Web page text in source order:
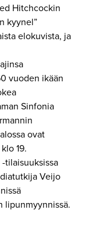
Hitchcockin
kyynel”
elokuvista, ja
vuoden ikään
Sinfonia
ovat
19.
tilaisuuksissa
Veijo
lipunmyynnissä.